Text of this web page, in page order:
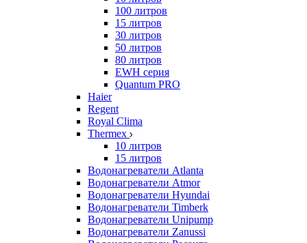
100 литров
15 литров
30 литров
50 литров
80 литров
EWH серия
Quantum PRO
Haier
Regent
Royal Clima
Thermex
10 литров
15 литров
Водонагреватели Atlanta
Водонагреватели Atmor
Водонагреватели Hyundai
Водонагреватели Timberk
Водонагреватели Unipump
Водонагреватели Zanussi